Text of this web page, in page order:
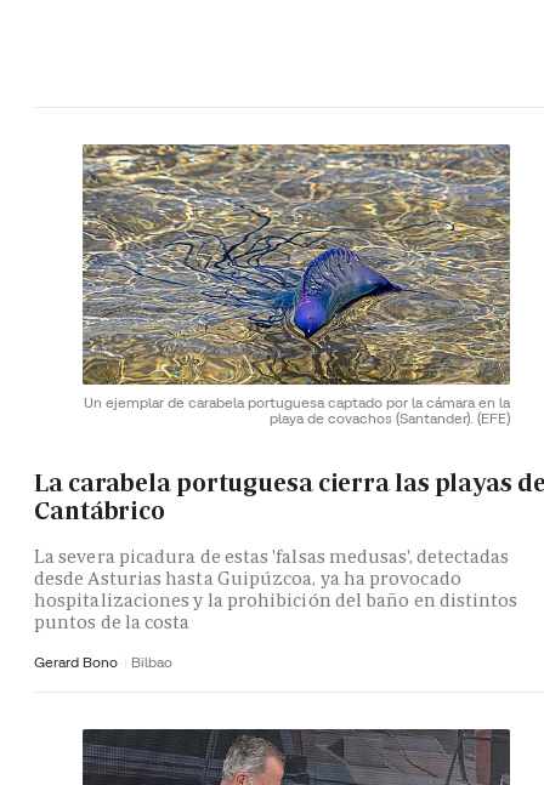
Un ejemplar de carabela portuguesa captado por la cámara en la
playa de covachos (Santander). (EFE)
La carabela portuguesa cierra las playas
Cantábrico
La severa picadura de estas 'falsas medusas', detectadas
desde Asturias hasta Guipúzcoa, ya ha provocado
hospitalizaciones y la prohibición del baño en distintos
puntos de la costa
Gerard Bono Bilbao